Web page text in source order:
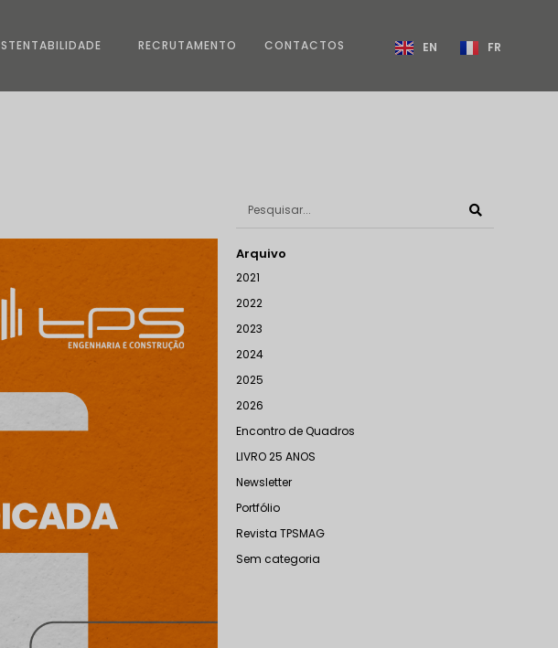
RECRUTAMENTO CONTACTOS EN FR
Arquivo
2021
2022
2023
2024
2025
2026
Encontro de Quadros
LIVRO 25 ANOS
Newsletter
Portfólio
Revista TPSMAG
Sem categoria